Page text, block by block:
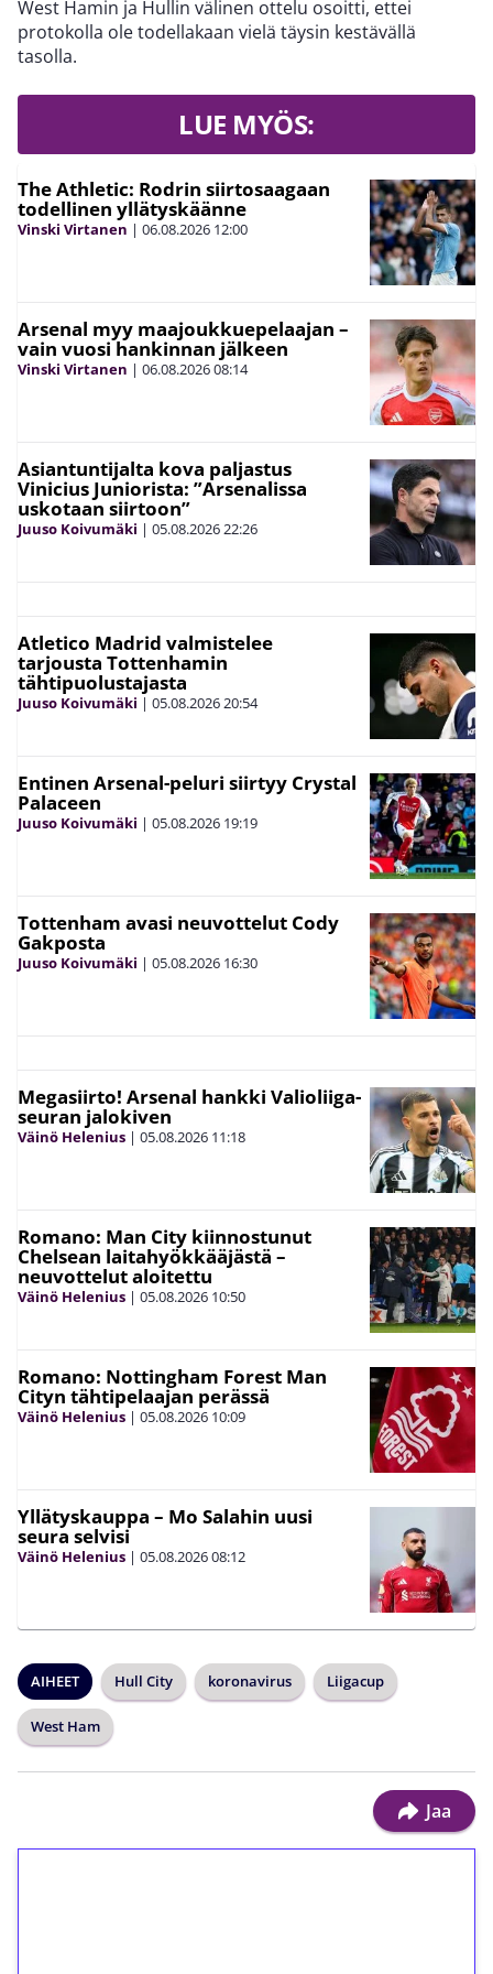
West Hamin ja Hullin välinen ottelu osoitti, ettei
protokolla ole todellakaan vielä täysin kestävällä
tasolla.
LUE MYÖS:
The Athletic: Rodrin siirtosaagaan
todellinen yllätyskäänne
Vinski Virtanen | 06.08.2026 12:00
Arsenal myy maajoukkuepelaajan –
vain vuosi hankinnan jälkeen
Vinski Virtanen | 06.08.202608:14
Asiantuntijalta kova paljastus
Vinicius Juniorista: ”Arsenalissa
uskotaan siirtoon”
Juuso Koivumäki | 05.08.202622:26
Atletico Madrid valmistelee
tarjousta Tottenhamin
tähtipuolustajasta
Juuso Koivumäki | 05.08.202620:54
Entinen Arsenal-peluri siirtyy Crystal
Palaceen
Juuso Koivumäki | 05.08.2026 19:19
Tottenham avasi neuvottelut Cody
Gakposta
Juuso Koivumäki | 05.08.2026 16:30
Megasiirto! Arsenal hankki Valioliiga-
seuran jalokiven
Väinö Helenius | 05.08.2026 11:18
Romano: Man City kiinnostunut
Chelsean laitahyökkääjästä –
neuvottelut aloitettu
Väinö Helenius | 05.08.2026 10:50
Romano: Nottingham Forest Man
Cityn tähtipelaajan perässä
Väinö Helenius | 05.08.2026 10:09
Yllätyskauppa – Mo Salahin uusi
seura selvisi
Väinö Helenius | 05.08.202608:12
AIHEET Hull City koronavirus Liigacup
West Ham
Jaa